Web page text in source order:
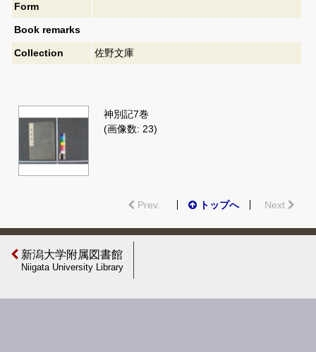
Form
Book remarks
Collection 佐野文庫
神別記7巻
(画像数: 23)
Prev. トップへ Next
新潟大学附属図書館
Niigata University Library